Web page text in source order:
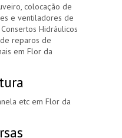
colocação de
e ventiladores de
Hidráulicos
reparos de
em Flor da
etc em Flor da